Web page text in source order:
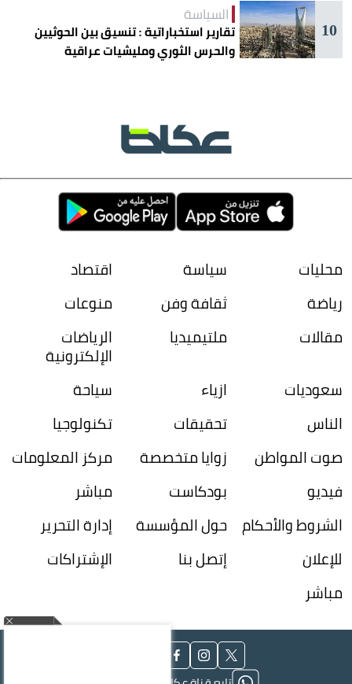
10
السياسة
تقارير استخباراتية : تنسيق بين الحوثيين
والحرس الثوري ومليشيات عراقية
محليات سياسة
اقتصاد
رياضة
ثقافة وفن
منوعات
مقالات
ملتيميديا الرياضات
الإلكترونية
سعوديات
ازياء
سياحة
الناس
تحقيقات
تكنولوجيا
صوت المواطن
زوايا متخصصة
مركز المعلومات
فيديو
بودكاست
مباشر
الشروط والأحكام حول المؤسسة
إدارة التحرير
للإعلان
إتصل بنا
الإشتراكات
مباشر